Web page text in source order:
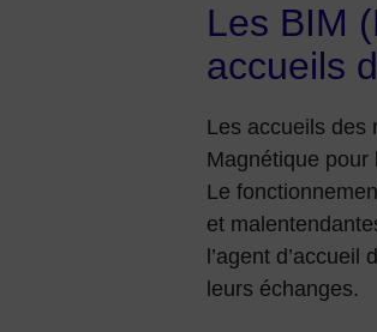
Les BIM
accueils
Les accueils des
Magnétique
Le
et
l’agent
leurs échanges.